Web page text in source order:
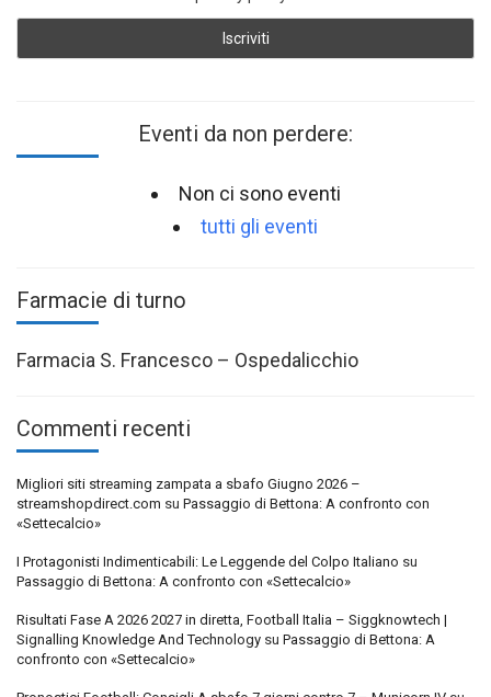
Eventi da non perdere:
Non ci sono eventi
tutti gli eventi
Farmacie di turno
Farmacia S. Francesco – Ospedalicchio
Commenti recenti
Migliori siti streaming zampata a sbafo Giugno 2026 –
streamshopdirect.com su Passaggio di Bettona: A confronto con
«Settecalcio»
I Protagonisti Indimenticabili: Le Leggende del Colpo Italiano su
Passaggio di Bettona: A confronto con «Settecalcio»
Risultati Fase A 2026 2027 in diretta, Football Italia – Siggknowtech |
Signalling Knowledge And Technology su Passaggio di Bettona: A
confronto con «Settecalcio»